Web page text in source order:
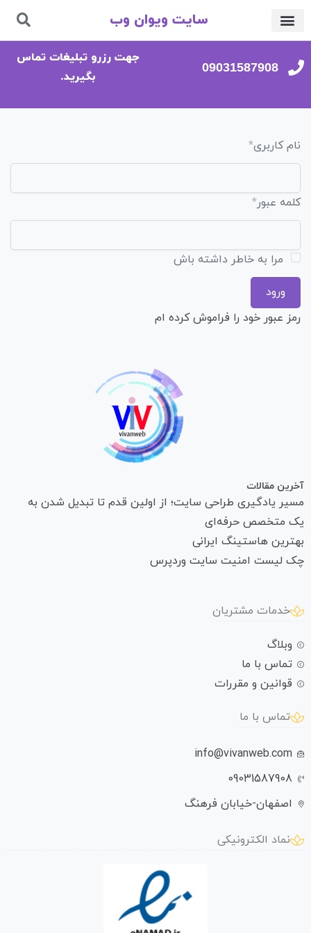
سایت ویوان وب
09031587908
جهت رزرو تبلیغات تماس
بگیرید.
نام کاربری*
کلمه عبور*
مرا به خاطر داشته باش
رمز عبور خود را فراموش کرده ام
آخرین مقالات
مسیر یادگیری طراحی سایت؛ از اولین قدم تا تبدیل شدن به
یک متخصص حرفه‌ای
بهترین هاستینگ ایرانی
چک لیست امنیت سایت وردپرس
خدمات مشتریان
وبلاگ
تماس با ما
قوانین و مقررات
تماس با ما
info@vivanweb.com
09031587908
اصفهان-خیابان فرهنگ
نماد الکترونیکی